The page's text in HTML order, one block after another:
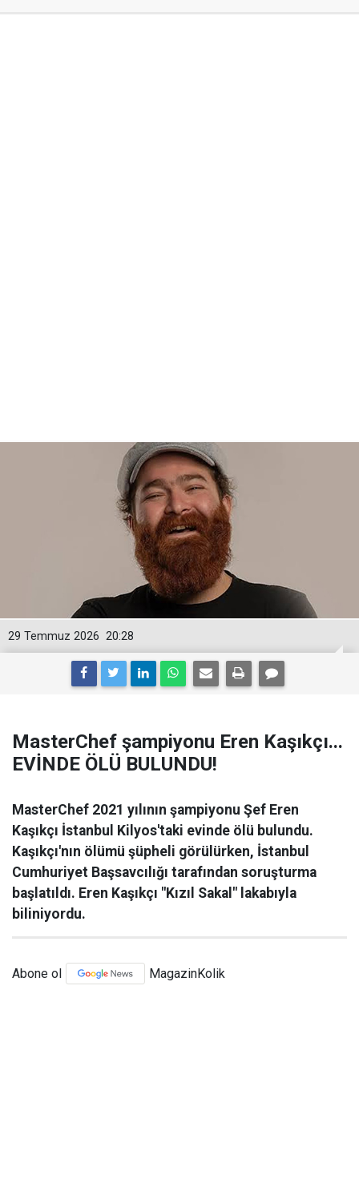
20:28
29 Temmuz 2026
MasterChef şampiyonu Eren Kaşıkçı...
EVİNDE ÖLÜ BULUNDU!
MasterChef 2021 yılının şampiyonu Şef Eren
Kaşıkçı İstanbul Kilyos'taki evinde ölü bulundu.
Kaşıkçı'nın ölümü şüpheli görülürken, İstanbul
Cumhuriyet Başsavcılığı tarafından soruşturma
başlatıldı. Eren Kaşıkçı "Kızıl Sakal" lakabıyla
biliniyordu.
Abone ol MagazinKolik